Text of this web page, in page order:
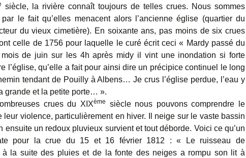
siècle, la rivière connaît toujours de telles crues. Nous sommes
par le fait qu’elles menacent alors l’ancienne église (quartier du
du vieux cimetière). En soixante ans, pas moins de six crues
celle de 1756 pour laquelle le curé écrit ceci « Mardy passé du
de juin sur les 4h après midy il vint une inondation si forte
l’église, qu’elle a fait pour ainsi dire un précipice continuel le long
tendant de Pouilly à Albens… Je crus l’église perdue, l’eau y
grande et la petite porte… ».
crues du XIXème
siècle nous pouvons comprendre le
leur violence, particulièrement en hiver. Il neige sur le vaste bassin
ensuite un redoux pluvieux survient et tout déborde. Voici ce qu’un
pour la crue du 15 et 16 février 1812 : « Le ruisseau de
à la suite des pluies et de la fonte des neiges a rompu son lit à